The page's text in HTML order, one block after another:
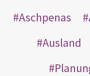
Aschpenas
Ausland